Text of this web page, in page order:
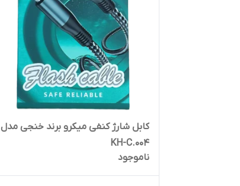
کابل شارژ کنفی میکرو برند خنجی مدل
KH-C.004
ناموجود